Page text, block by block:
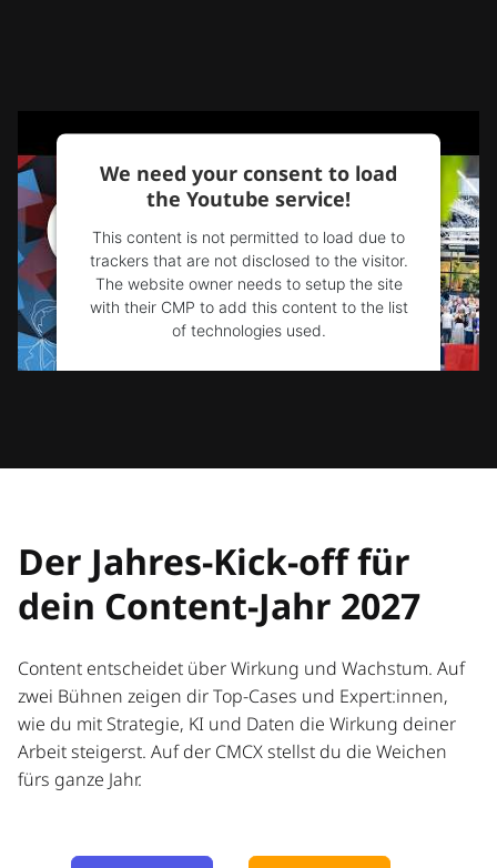
We need your consent to load
the Youtube service!
This content is not permitted to load due to
trackers that are not disclosed to the visitor.
The website owner needs to setup the site
with their CMP to add this content to the list
of technologies used.
Powered byUsercentrics Consent
Der Jahres-Kick-off für
dein Content-Jahr 2027
Content entscheidet über Wirkung und Wachstum. Auf
zwei Bühnen zeigen dir Top-Cases und Expert:innen,
wie du mit Strategie, KI und Daten die Wirkung deiner
Arbeit steigerst. Auf der CMCX stellst du die Weichen
fürs ganze Jahr.